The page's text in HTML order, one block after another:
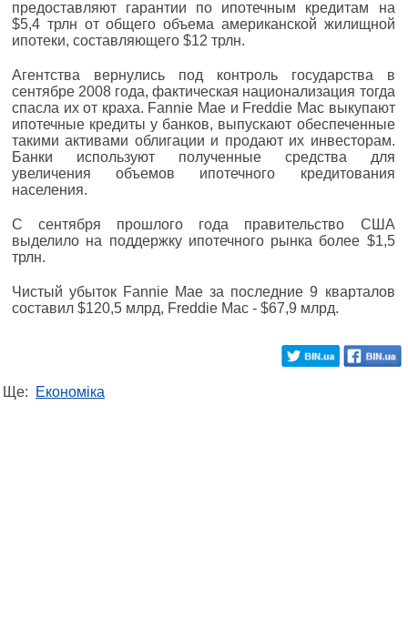
предоставляют гарантии по ипотечным кредитам на
$5,4 трлн от общего объема американской жилищной
ипотеки, составляющего $12 трлн.
Агентства вернулись под контроль государства в
сентябре 2008 года, фактическая национализация тогда
спасла их от краха. Fannie Mae и Freddie Mac выкупают
ипотечные кредиты у банков, выпускают обеспеченные
такими активами облигации и продают их инвесторам.
Банки используют полученные средства для
увеличения объемов ипотечного кредитования
населения.
С сентября прошлого года правительство США
выделило на поддержку ипотечного рынка более $1,5
трлн.
Чистый убыток Fannie Mae за последние 9 кварталов
составил $120,5 млрд, Freddie Mac - $67,9 млрд.
Ще: Економіка